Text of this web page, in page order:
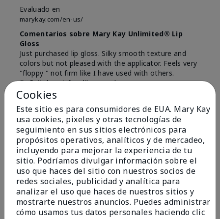
Evaluado en
marykay.com/en-us/
Comentarios sobre Mary Kay Unlimited® Lip
Gloss
Just purchased lip gloss. Silky smooth texture and
colors but not pleased with the applicator. Feels very
"floppy " not firm like I have used with others.
Definitely not firm like samples were.
Mostrar Traducción
ConclusiónSí, recomendaría a un amigo
¿Le ha resultado útil esta
opinión?
8 1
Marcar esta opinión
Cookies
Este sitio es para consumidores de EUA. Mary Kay
usa cookies, pixeles y otras tecnologías de
seguimiento en sus sitios electrónicos para
propósitos operativos, analíticos y de mercadeo,
incluyendo para mejorar la experiencia de tu
sitio. Podríamos divulgar información sobre el
uso que haces del sitio con nuestros socios de
redes sociales, publicidad y analítica para
analizar el uso que haces de nuestros sitios y
mostrarte nuestros anuncios. Puedes administrar
cómo usamos tus datos personales haciendo clic